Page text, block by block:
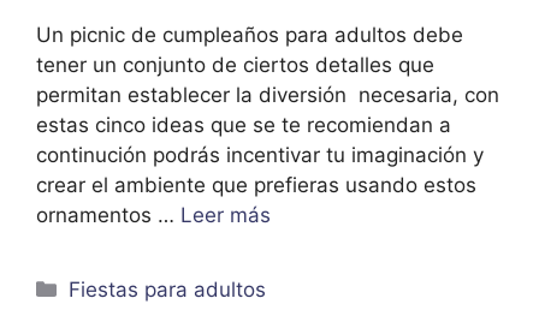
Un picnic de cumpleaños para adultos debe
tener un conjunto de ciertos detalles que
permitan establecer la diversión necesaria, con
estas cinco ideas que se te recomiendan a
continución podrás incentivar tu imaginación y
crear el ambiente que prefieras usando estos
ornamentos … Leer más
Categorías
Fiestas para adultos